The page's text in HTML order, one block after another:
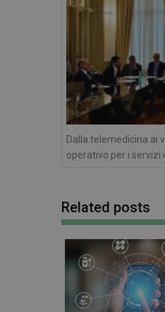
Dalla telemedicina ai
operativo per i servizi
Related posts